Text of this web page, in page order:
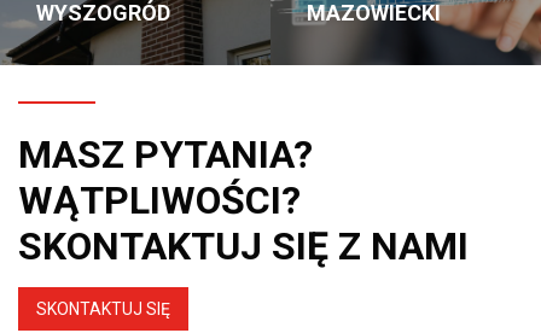
WYSZOGRÓD
MAZOWIECKI
MASZ PYTANIA?
WĄTPLIWOŚCI?
SKONTAKTUJ SIĘ Z NAMI
SKONTAKTUJ SIĘ